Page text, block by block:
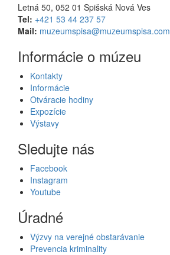
Letná 50, 052 01 Spišská Nová Ves
Tel: +421 53 44 237 57
Mail: muzeumspisa@muzeumspisa.com
Informácie o múzeu
Kontakty
Informácie
Otváracie hodiny
Expozície
Výstavy
Sledujte nás
Facebook
Instagram
Youtube
Úradné
Výzvy na verejné obstarávanie
Prevencia kriminality